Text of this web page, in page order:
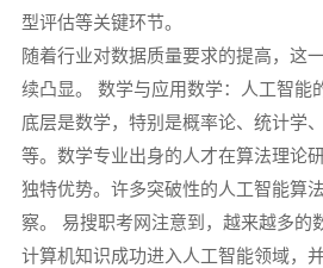
型评估等关键环节。
随着行业对数据质量要求的提高，这
续凸显。 数学与应用数学：人工智能
底层是数学，特别是概率论、统计学
等。数学专业出身的人才在算法理论
独特优势。许多突破性的人工智能算
察。 易搜职考网注意到，越来越多的
计算机知识成功进入人工智能领域，